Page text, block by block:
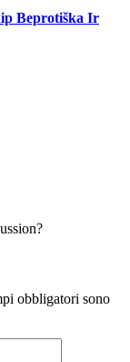
Beprotiška Ir
obbligatori sono